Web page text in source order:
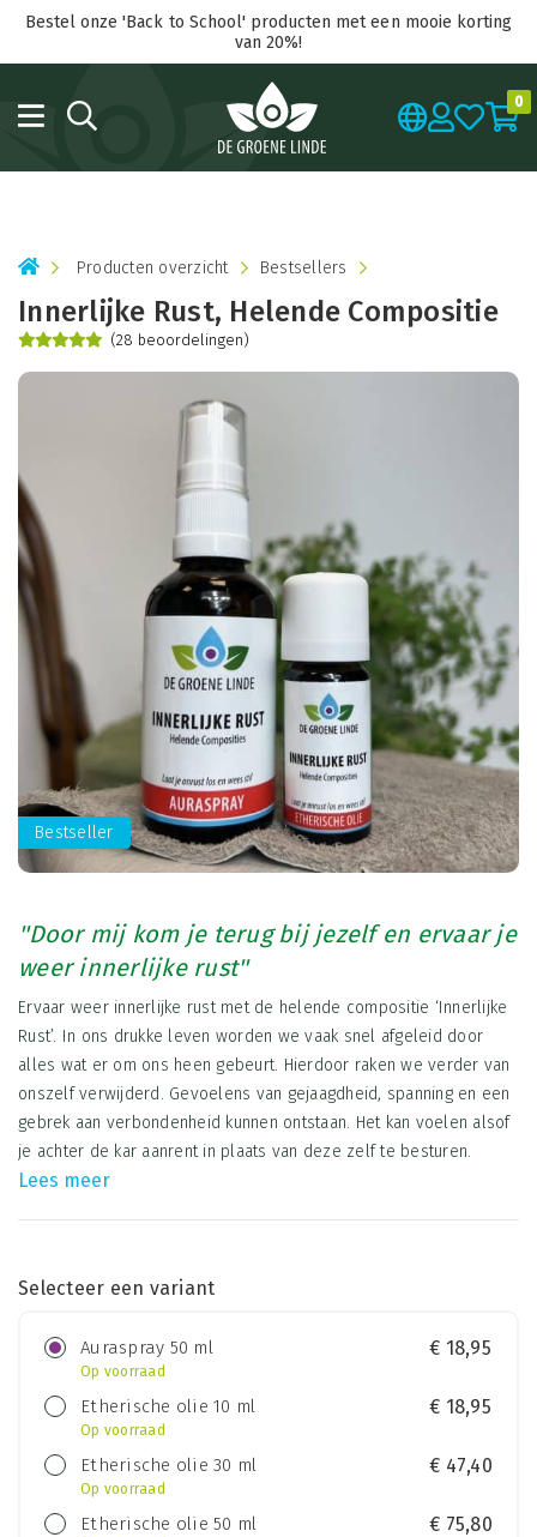
Bestel onze 'Back to School' producten met een mooie korting
van 20%!
0
Producten overzicht Bestsellers
Innerlijke Rust, Helende Compositie
(28 beoordelingen)
Bestseller
''Door mij kom je terug bij jezelf en ervaar je
weer innerlijke rust''
Ervaar weer innerlijke rust met de helende compositie ‘Innerlijke
Rust’. In ons drukke leven worden we vaak snel afgeleid door
alles wat er om ons heen gebeurt. Hierdoor raken we verder van
onszelf verwijderd. Gevoelens van gejaagdheid, spanning en een
gebrek aan verbondenheid kunnen ontstaan. Het kan voelen alsof
je achter de kar aanrent in plaats van deze zelf te besturen.
Lees meer
Selecteer een variant
Auraspray 50 ml
Op voorraad
€ 18,95
Etherische olie 10 ml
Op voorraad
€ 18,95
Etherische olie 30 ml
Op voorraad
€ 47,40
Etherische olie 50 ml € 75,80